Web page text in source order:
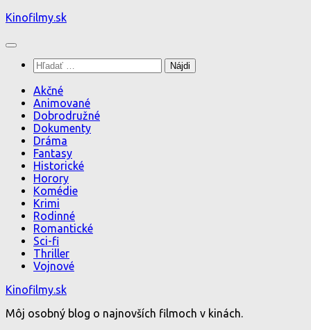
Preskočiť
obsah
Kinofilmy.sk
Hľadať:
Akčné
Animované
Dobrodružné
Dokumenty
Dráma
Fantasy
Historické
Horory
Komédie
Krimi
Rodinné
Romantické
Sci-fi
Thriller
Vojnové
Kinofilmy.sk
Môj osobný blog o najnovších filmoch v kinách.